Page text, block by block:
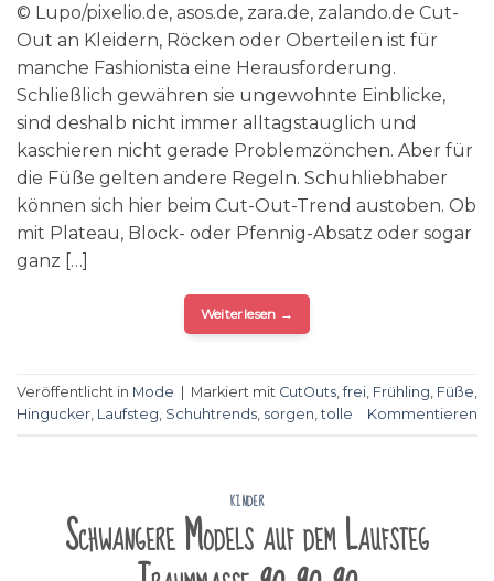
© Lupo/pixelio.de, asos.de, zara.de, zalando.de Cut-
Out an Kleidern, Röcken oder Oberteilen ist für
manche Fashionista eine Herausforderung.
Schließlich gewähren sie ungewohnte Einblicke,
sind deshalb nicht immer alltagstauglich und
kaschieren nicht gerade Problemzönchen. Aber für
die Füße gelten andere Regeln. Schuhliebhaber
können sich hier beim Cut-Out-Trend austoben. Ob
mit Plateau, Block- oder Pfennig-Absatz oder sogar
ganz […]
Weiterlesen →
Veröffentlicht in Mode Markiert mit CutOuts,frei, Frühling, Füße,
Hingucker, Laufsteg, Schuhtrends, sorgen,tolle Kommentieren
KINDER
Schwangere Models auf dem Laufsteg